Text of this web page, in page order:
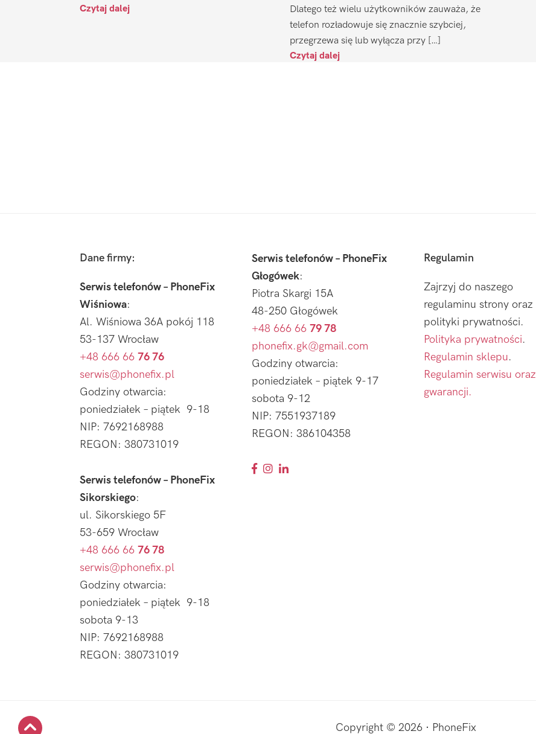
Czytaj dalej
Dlatego też wielu użytkowników zauważa, że
telefon rozładowuje się znacznie szybciej,
przegrzewa się lub wyłącza przy […]
Czytaj dalej
Dane firmy:
Serwis telefonów – PhoneFix
Wiśniowa:
Al. Wiśniowa 36A pokój 118
53-137 Wrocław
+48 666 66 76 76
serwis@phonefix.pl
Godziny otwarcia:
poniedziałek – piątek 9-18
NIP: 7692168988
REGON: 380731019
Serwis telefonów – PhoneFix
Sikorskiego:
ul. Sikorskiego 5F
53-659 Wrocław
+48 666 66 76 78
serwis@phonefix.pl
Godziny otwarcia:
poniedziałek – piątek 9-18
sobota 9-13
NIP: 7692168988
REGON: 380731019
Serwis telefonów – PhoneFix
Głogówek:
Piotra Skargi 15A
48-250 Głogówek
+48 666 66 79 78
phonefix.gk@gmail.com
Godziny otwarcia:
poniedziałek – piątek 9-17
sobota 9-12
NIP: 7551937189
REGON: 386104358
Regulamin
Zajrzyj do naszego
regulaminu strony oraz
polityki prywatności.
Polityka prywatności.
Regulamin sklepu.
Regulamin serwisu oraz
gwarancji.
Copyright © 2026 · PhoneFix